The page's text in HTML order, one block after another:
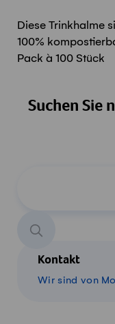
Diese Trinkhalme
100%
Pack à 100 Stück
Suchen Sie
Kontakt
Wir sind von